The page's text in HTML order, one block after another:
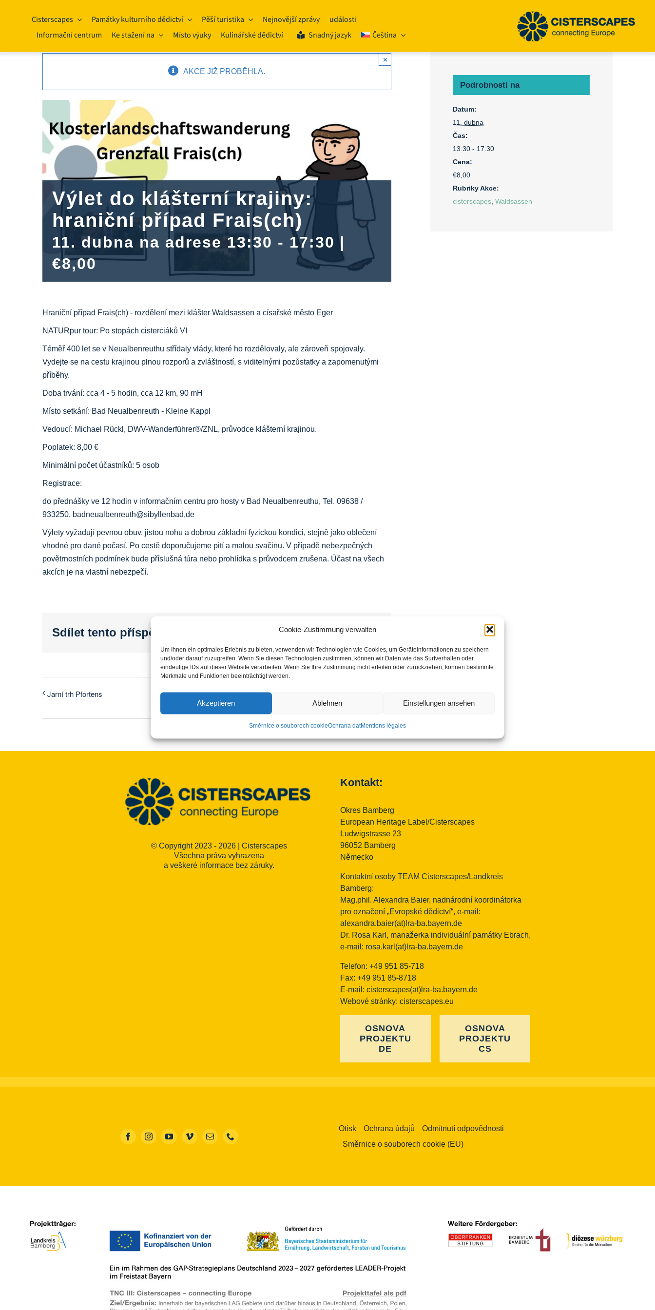
Cookie-Zustimmung verwalten
Um Ihnen ein optimales Erlebnis zu bieten, verwenden wir Technologien wie Cookies, um Geräteinformationen zu speichern
und/oder darauf zuzugreifen. Wenn Sie diesen Technologien zustimmen, können wir Daten wie das Surfverhalten oder
eindeutige IDs auf dieser Website verarbeiten. Wenn Sie Ihre Zustimmung nicht erteilen oder zurückziehen, können bestimmte
Merkmale und Funktionen beeinträchtigt werden.
Akzeptieren Ablehnen Einstellungen ansehen
Směrnice o souborech cookieOchrana datMentions légales
Cisterscapes Památky kulturního dědictví Pěší turistika Nejnovější zprávy
události
Informační centrum
Ke stažení na Místo výuky Kulinářské dědictví Snadný jazyk Čeština
AKCE JIŽ PROBĚHLA.
×
Výlet do klášterní krajiny:
hraniční případ Frais(ch)
11. dubna na adrese 13:30 - 17:30 |
€8,00
Hraniční případ Frais(ch) - rozdělení mezi klášter Waldsassen a císařské město Eger
NATURpur tour: Po stopách cisterciáků VI
Téměř 400 let se v Neualbenreuthu střídaly vlády, které ho rozdělovaly, ale zároveň spojovaly.
Vydejte se na cestu krajinou plnou rozporů a zvláštností, s viditelnými pozůstatky a zapomenutými
příběhy.
Doba trvání: cca 4 - 5 hodin, cca 12 km, 90 mH
Místo setkání: Bad Neualbenreuth - Kleine Kappl
Vedoucí: Michael Rückl, DWV-Wanderführer®/ZNL, průvodce klášterní krajinou.
Poplatek: 8,00 €
Minimální počet účastníků: 5 osob
Registrace:
do přednášky ve 12 hodin v informačním centru pro hosty v Bad Neualbenreuthu, Tel. 09638 /
933250, badneualbenreuth@sibyllenbad.de
Výlety vyžadují pevnou obuv, jistou nohu a dobrou základní fyzickou kondici, stejně jako oblečení
vhodné pro dané počasí. Po cestě doporučujeme pití a malou svačinu. V případě nebezpečných
povětrnostních podmínek bude příslušná túra nebo prohlídka s průvodcem zrušena. Účast na všech
akcích je na vlastní nebezpečí.
Sdílet tento příspěvek... WhatsApp
Jarní trh Pfortens
Konference „Cisterciácké krajiny: Cisterciácké
památky: vzdělávání, výměna, interpretace“
Podrobnosti na
Datum:
11. dubna
Čas:
13:30 - 17:30
Cena:
€8,00
Rubriky Akce:
cisterscapes ,Waldsassen
© Copyright 2023 - 2026 | Cisterscapes
Všechna práva vyhrazena
a veškeré informace bez záruky.
Kontakt:
Okres Bamberg
European Heritage Label/Cisterscapes
Ludwigstrasse 23
96052 Bamberg
Německo
Kontaktní osoby TEAM Cisterscapes/Landkreis
Bamberg:
Mag.phil. Alexandra Baier, nadnárodní koordinátorka
pro označení „Evropské dědictví“, e-mail:
alexandra.baier(at)lra-ba.bayern.de
Dr. Rosa Karl, manažerka individuální památky Ebrach,
e-mail: rosa.karl(at)lra-ba.bayern.de
Telefon: +49 951 85-718
Fax: +49 951 85-8718
E-mail: cisterscapes(at)lra-ba.bayern.de
Webové stránky: cisterscapes.eu
OSNOVA
PROJEKTU
DE
OSNOVA
PROJEKTU
CS
Otisk Ochrana údajů
Odmítnutí odpovědnosti
Směrnice o souborech cookie (EU)